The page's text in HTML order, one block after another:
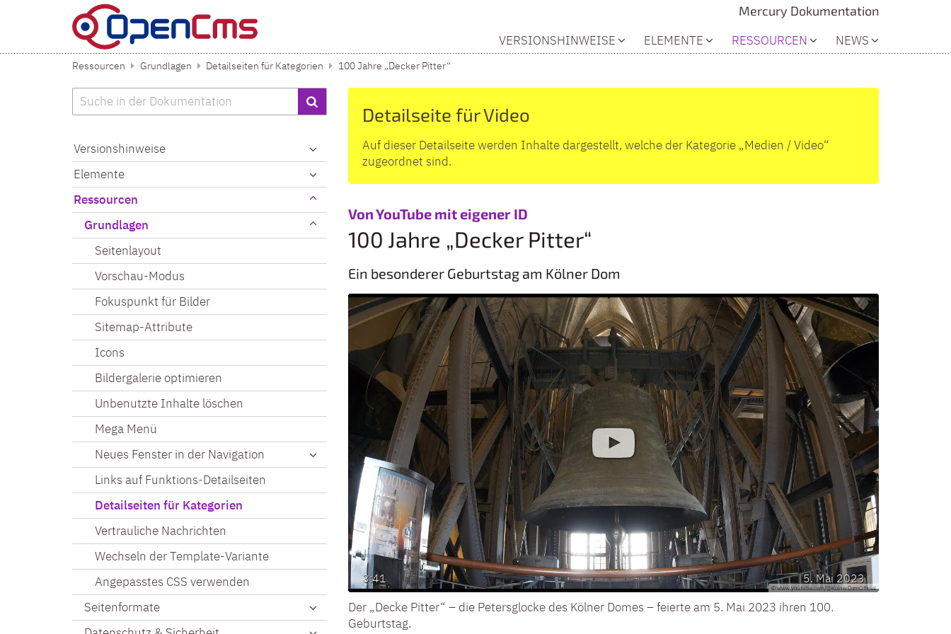
Zum Inhalt springen
Mercury Dokumentation
VERSIONSHINWEISE
ELEMENTE RESSOURCEN NEWS
Ressourcen Grundlagen Detailseiten für Kategorien 100 Jahre „Decker Pitter“
Detailseite für Video
Auf dieser Detailseite werden Inhalte dargestellt, welche der Kategorie „Medien / Video“
zugeordnet sind.
Von YouTube mit eigener ID
100 Jahre „Decker Pitter“
Ein besonderer Geburtstag am Kölner Dom
5. Mai 2023
3:41
© www.youtube.com/@KolnerDomOfficial
Der „Decke Pitter“ – die Petersglocke des Kölner Domes – feierte am 5. Mai 2023 ihren 100.
Geburtstag.
Suche
Versionshinweise
Elemente
Ressourcen
Grundlagen
Seitenlayout
Vorschau-Modus
Fokuspunkt für Bilder
Sitemap-Attribute
Icons
Bildergalerie optimieren
Unbenutzte Inhalte löschen
Mega Menü
Neues Fenster in der Navigation
Links auf Funktions-Detailseiten
Detailseiten für Kategorien
Vertrauliche Nachrichten
Wechseln der Template-Variante
Angepasstes CSS verwenden
Seitenformate